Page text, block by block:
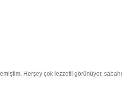
Herşey çok lezzetli görünüyor,